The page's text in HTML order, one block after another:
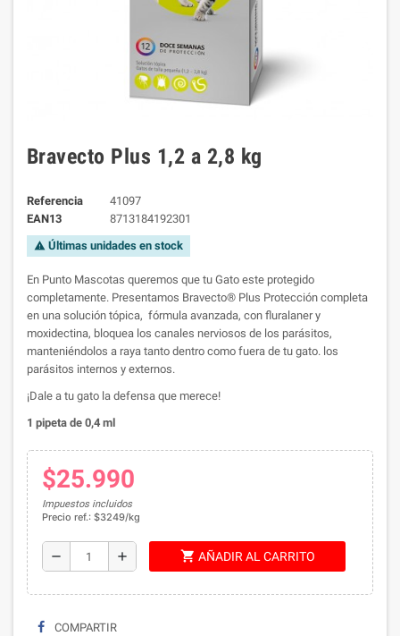
Bravecto Plus 1,2 a 2,8 kg
Referencia
41097
EAN13
8713184192301
warning Últimas unidades en stock
En Punto Mascotas queremos que tu Gato este protegido
completamente. Presentamos Bravecto® Plus Protección completa
en una solución tópica, fórmula avanzada, con fluralaner y
moxidectina, bloquea los canales nerviosos de los parásitos,
manteniéndolos a raya tanto dentro como fuera de tu gato. los
parásitos internos y externos.
¡Dale a tu gato la defensa que merece!
1 pipeta de 0,4 ml
$25.990
Impuestos incluidos
Precio ref.: $3249/kg
remove add shopping_cart AÑADIR AL CARRITO
COMPARTIR